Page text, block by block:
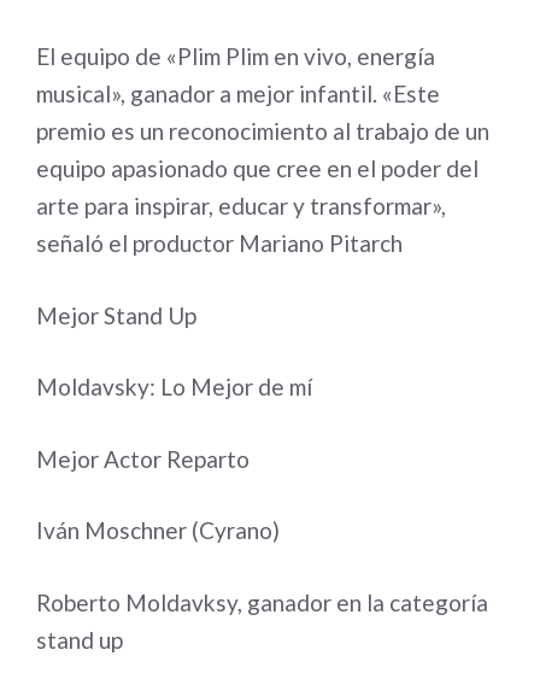
El equipo de «Plim Plim en vivo, energía
musical», ganador a mejor infantil. «Este
premio es un reconocimiento al trabajo de un
equipo apasionado que cree en el poder del
arte para inspirar, educar y transformar»,
señaló el productor Mariano Pitarch
Mejor Stand Up
Moldavsky: Lo Mejor de mí
Mejor Actor Reparto
Iván Moschner (Cyrano)
Roberto Moldavksy, ganador en la categoría
stand up